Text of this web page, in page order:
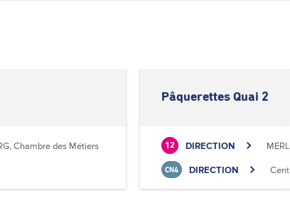
Chambre des Métiers
Pâquerettes Quai 2
12 DIRECTION
CN4 DIRECTION